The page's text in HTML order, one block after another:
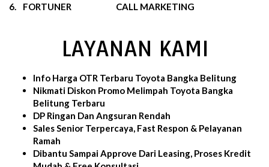
6.
FORTUNER CALL MARKETING
LAYANAN KAMI
Info Harga OTR Terbaru Toyota Bangka Belitung
Nikmati Diskon Promo Melimpah Toyota Bangka
Belitung Terbaru
DP Ringan Dan Angsuran Rendah
Sales Senior Terpercaya, Fast Respon & Pelayanan
Ramah
Dibantu Sampai Approve Dari Leasing, Proses Kredit